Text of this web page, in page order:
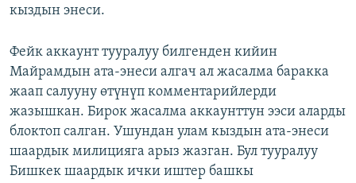
кыздын энеси.
Фейк аккаунт тууралуу билгенден кийин
Майрамдын ата-энеси алгач ал жасалма баракка
жаап салууну өтүнүп комментарийлерди
жазышкан. Бирок жасалма аккаунттун ээси аларды
блоктоп салган. Ушундан улам кыздын ата-энеси
шаардык милицияга арыз жазган. Бул тууралуу
Бишкек шаардык ички иштер башкы